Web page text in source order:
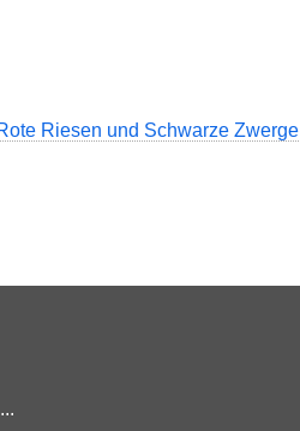
Riesen und Schwarze Zwerge